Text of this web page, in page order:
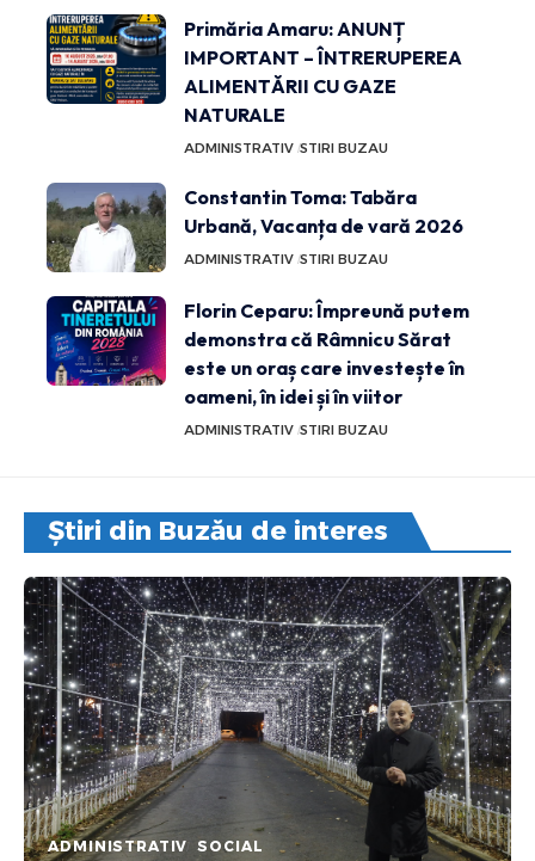
Primăria Amaru: ANUNȚ
IMPORTANT – ÎNTRERUPEREA
ALIMENTĂRII CU GAZE
NATURALE
ADMINISTRATIV STIRI BUZAU
Constantin Toma: Tabăra
Urbană, Vacanța de vară 2026
ADMINISTRATIV STIRI BUZAU
Florin Ceparu: Împreună putem
demonstra că Râmnicu Sărat
este un oraș care investește în
oameni, în idei și în viitor
ADMINISTRATIV STIRI BUZAU
Știri din Buzău de interes
ADMINISTRATIV SOCIAL